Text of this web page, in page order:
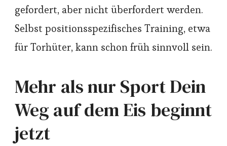
gefordert, aber nicht überfordert werden.
Selbst positionsspezifisches Training, etwa
für Torhüter, kann schon früh sinnvoll sein.
Mehr als nur Sport Dein
Weg auf dem Eis beginnt
jetzt